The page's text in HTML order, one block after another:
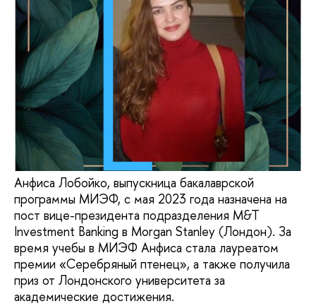
Анфиса Лобойко, выпускница бакалаврской
программы МИЭФ, с мая 2023 года назначена на
пост вице-президента подразделения M&T
Investment Banking в Morgan Stanley (Лондон). За
время учебы в МИЭФ Анфиса стала лауреатом
премии «Серебряный птенец», а также получила
приз от Лондонского университета за
академические достижения.